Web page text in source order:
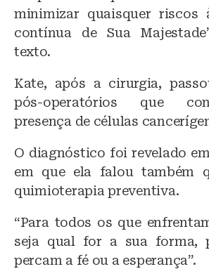
minimizar quaisquer riscos
contínua de Sua
texto.
Kate, após a cirurgia,
pós-operatórios que
presença de células
O diagnóstico foi revelado
em que ela falou também
quimioterapia preventiva.
“Para todos os que
seja qual for a sua forma,
percam a fé ou a esperança”.